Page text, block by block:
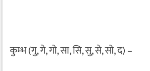
कुम्भ (गु, गे, गो, सा, सि, सु, से, सो, द) –